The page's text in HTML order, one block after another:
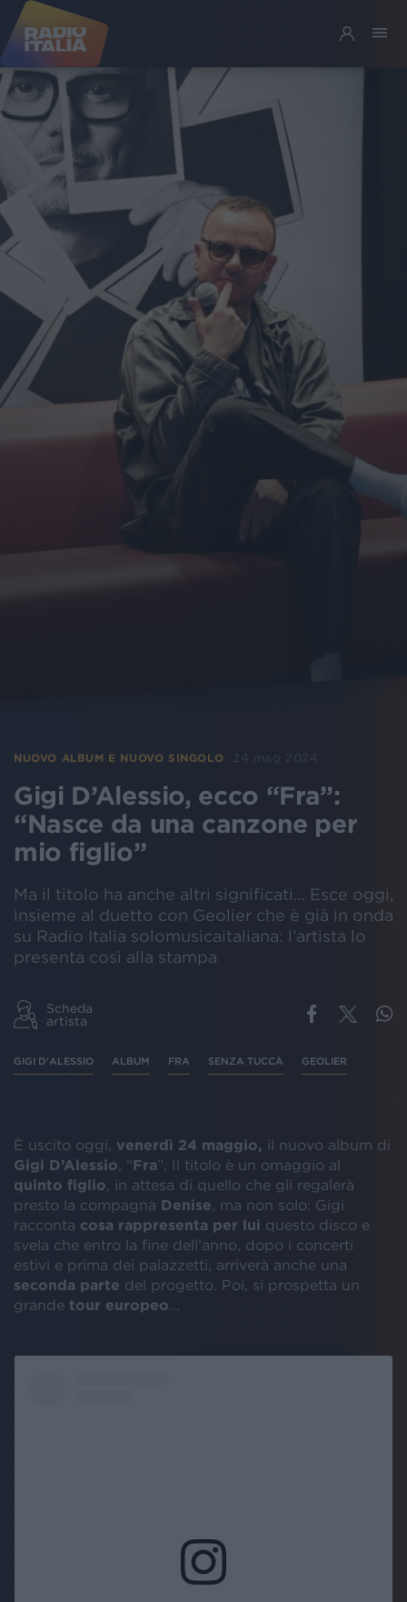
NUOVO ALBUM E NUOVO SINGOLO 24 mag 2024
Gigi D’Alessio, ecco “Fra”:
“Nasce da una canzone per
mio figlio”
Ma il titolo ha anche altri significati… Esce oggi,
insieme al duetto con Geolier che è già in onda
su Radio Italia solomusicaitaliana: l’artista lo
presenta così alla stampa
Scheda
artista
GIGI D'ALESSIO ALBUM FRA SENZA TUCCÀ GEOLIER
È uscito oggi, venerdì 24 maggio, il nuovo album di
Gigi D’Alessio , “Fra”. Il titolo è un omaggio al
quinto figlio , in attesa di quello che gli regalerà
presto la compagna Denise , ma non solo: Gigi
racconta cosa rappresenta per lui questo disco e
svela che entro la fine dell’anno, dopo i concerti
estivi e prima dei palazzetti, arriverà anche una
seconda parte del progetto. Poi, si prospetta un
grande tour europeo